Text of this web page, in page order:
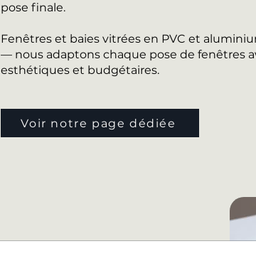
pose finale.
Fenêtres et baies vitrées en PVC et
— nous adaptons chaque pose de fenêtres
esthétiques et budgétaires.
Voir notre page dédiée